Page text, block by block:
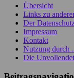
Übersicht
Links zu
Der
Impressum
Kontakt
Nutzung durch
Die